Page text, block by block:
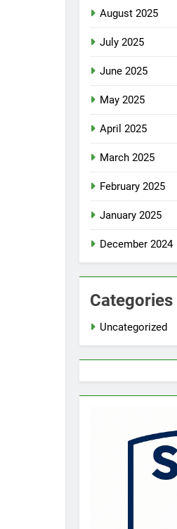
August 2025
July 2025
June 2025
May 2025
April 2025
March 2025
February 2025
January 2025
December 2024
Categories
Uncategorized